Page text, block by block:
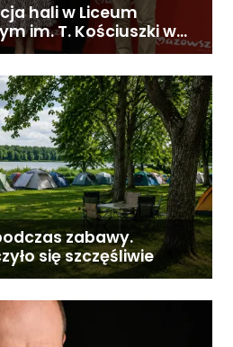
hali w Liceum
im. T. Kościuszki w
zabawy.
się szczęśliwie